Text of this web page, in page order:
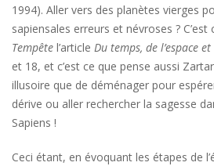
1994). Aller vers des planètes vierges
sapiensales erreurs et névroses ? C’est
Tempête l’article Du temps, de l’espace
et 18, et c’est ce que pense aussi
illusoire que de déménager pour
dérive ou aller rechercher la sagesse
Sapiens !
Ceci étant, en évoquant les étapes de